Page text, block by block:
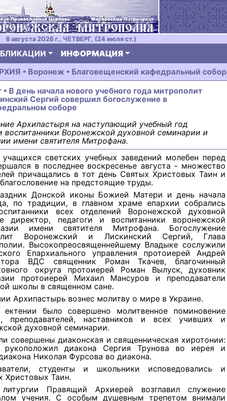
6 августа 2026 г., ЧЕТВЕРГ, (24 июля ст.)
ИНФОРМАЦИЯ
• Воронеж • Благовещенский кафедральный собор
• В день начала нового учебного года митрополит
Сергий совершил богослужение в
соборе
Архипастыря на наступающий учебный год
воспитанники Воронежской духовной семинарии и
имени святителя Митрофана.
светских учебных заведений молебен перед
в последнее воскресенье августа - множество
причащались в тот день Святых Христовых Таин и
на предстоящие труды.
Донской иконы Божией Матери и день начала
по традиции, в главном храме епархии собрались
всех отделений Воронежской духовной
директор, педагоги и воспитанники воронежской
имени святителя Митрофана. Богослужение
Воронежский и Лискинский Сергий, Глава
Высокопреосвященнейшему Владыке сослужили
Епархиального управления протоиерей Андрей
ВДС священник Роман Ткачев, благочинный
округа протоиерей Роман Вылуск, духовник
протоиерей Михаил Мансуров и преподаватели
школы в священном сане.
Архипастырь вознес молитву о мире в Украине.
ектении было совершено молитвенное поминовение
преподавателей, наставников и всех учивших и
духовной семинарии.
совершены диаконская и священническая хиротонии:
рукоположил диакона Сергия Трунова во иерея и
Николая Фурсова во диакона.
студенты и школьники исповедовались и
Христовых Таин.
Правящий Архиерей возглавил служение
учения. С особым душевным трепетом внимали